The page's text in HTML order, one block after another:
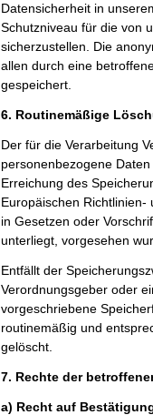
Datensicherheit in
Schutzniveau für die von
sicherzustellen. Die
allen durch eine
gespeichert.
6. Routinemäßige
Der für die Verarbeitung
personenbezogene
Erreichung des
Europäischen
in Gesetzen oder
unterliegt, vorgesehen
Entfällt der
Verordnungsgeber oder
vorgeschriebene
routinemäßig und
gelöscht.
7. Rechte der
a) Recht auf